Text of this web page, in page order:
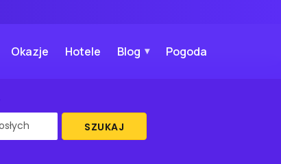
Okazje Hotele Blog Pogoda
SZUKAJ